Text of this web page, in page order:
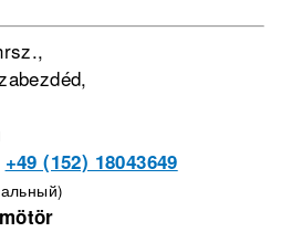
+49 (152) 18043649